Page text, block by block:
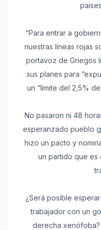
“Para entrar a
nuestras líneas rojas
portavoz de Griegos
sus planes para
un “límite del 2,5%
No pasaron ni 48
esperanzado pueblo
hizo un pacto y
un partido que es
¿Será posible
trabajador con un
derecha